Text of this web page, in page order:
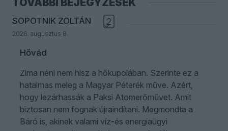
TOVÁBBI BEJEGYZÉSEK
SOPOTNIK ZOLTÁN
2026. augusztus 8.
2
Hővád
Zima néni nem hisz a hőkupolában. Szerinte ez a
hatalmas meleg a Magyar Péterék műve. Azért,
hogy lezárhassák a Paksi Atomerőművet. Amit
biztosan nem fognak újraindítani. Megmondta a
Báró is, akinek valami víz-és energiaügyi